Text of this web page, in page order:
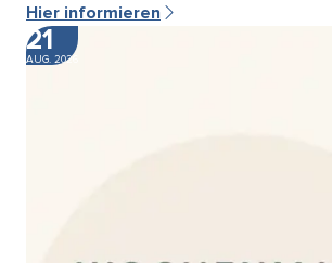
Hier informieren
21
AUG. 2026